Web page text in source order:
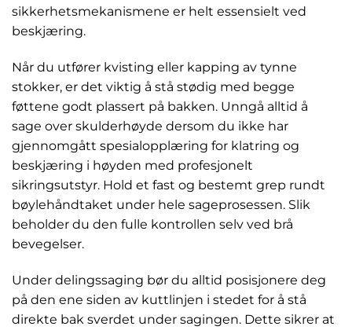
sikkerhetsmekanismene er helt essensielt ved
beskjæring.
Når du utfører kvisting eller kapping av tynne
stokker, er det viktig å stå stødig med begge
føttene godt plassert på bakken. Unngå alltid å
sage over skulderhøyde dersom du ikke har
gjennomgått spesialopplæring for klatring og
beskjæring i høyden med profesjonelt
sikringsutstyr. Hold et fast og bestemt grep rundt
bøylehåndtaket under hele sageprosessen. Slik
beholder du den fulle kontrollen selv ved brå
bevegelser.
Under delingssaging bør du alltid posisjonere deg
på den ene siden av kuttlinjen i stedet for å stå
direkte bak sverdet under sagingen. Dette sikrer at